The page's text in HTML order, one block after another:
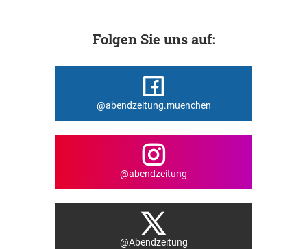
Folgen Sie uns auf:
@abendzeitung.muenchen
@abendzeitung
@Abendzeitung